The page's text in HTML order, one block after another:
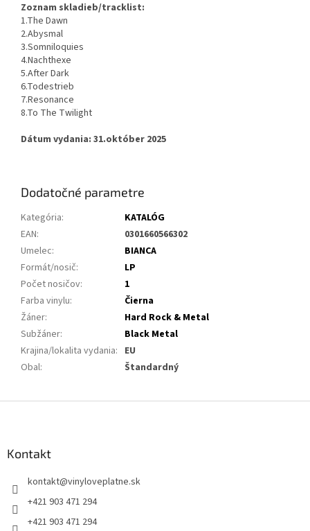
Zoznam skladieb/tracklist:
1.The Dawn
2.Abysmal
3.Somniloquies
4.Nachthexe
5.After Dark
6.Todestrieb
7.Resonance
8.To The Twilight
Dátum vydania: 31.október 2025
Dodatočné parametre
Kategória:
KATALÓG
EAN:
0301660566302
Umelec:
BIANCA
Formát/nosič:
LP
Počet nosičov:
1
Farba vinylu:
Čierna
Žáner:
Hard Rock & Metal
Subžáner:
Black Metal
Krajina/lokalita vydania: EU
Obal: Štandardný
Kontakt
kontakt@vinyloveplatne.sk
+421 903 471 294
+421 903 471 294